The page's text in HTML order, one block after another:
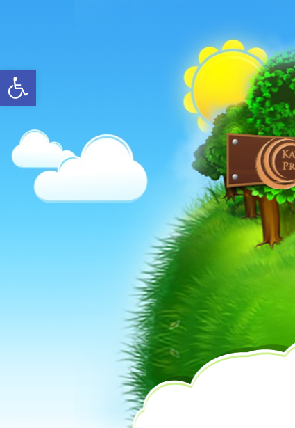
Open toolbar